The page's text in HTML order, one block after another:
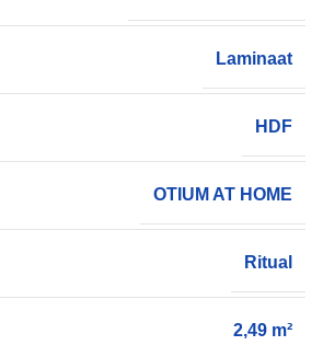
Laminaat
HDF
OTIUM AT HOME
Ritual
2,49 m²